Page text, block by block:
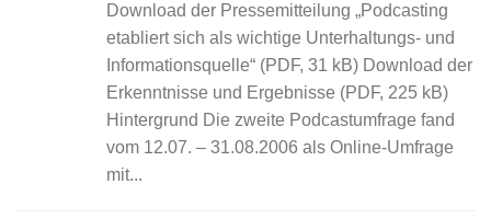
Download der Pressemitteilung „Podcasting
etabliert sich als wichtige Unterhaltungs- und
Informationsquelle“ (PDF, 31 kB) Download der
Erkenntnisse und Ergebnisse (PDF, 225 kB)
Hintergrund Die zweite Podcastumfrage fand
vom 12.07. – 31.08.2006 als Online-Umfrage
mit...